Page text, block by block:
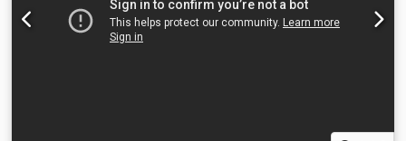
melaminy oraz laminatów. Sprawdzi się w zakładach
zajmujących się okleinowaniem, laminowaniem oraz
produkcją opakowań. Dkjdpfxozqbn Ij Am Asr Parametry